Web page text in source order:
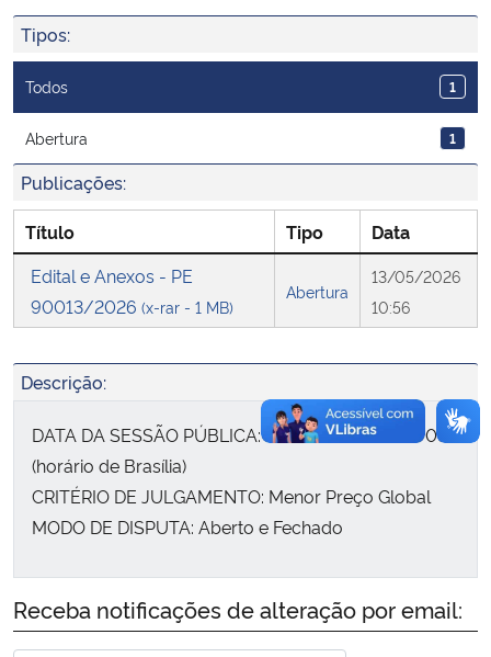
Ministério do Desenvolvimento Regional
Controladoria-Geral da União
Ministério da Mulher, da Família e dos Direitos Humanos
Secretaria-Geral
Secretaria de Governo
Gabinete de Segurança Institucional
Advocacia-Geral da União
Banco Central do Brasil
Planalto
Tipos:
Todos 1
Abertura 1
Publicações:
Título Tipo
Data
Edital e Anexos - PE
90013/2026 (x-rar - 1 MB)
Abertura
13/05/2026
10:56
Descrição:
DATA DA SESSÃO PÚBLICA: Dia 27/05/2026 às 09h
(horário de Brasília)
CRITÉRIO DE JULGAMENTO: Menor Preço Global
MODO DE DISPUTA: Aberto e Fechado
Receba notificações de alteração por email: